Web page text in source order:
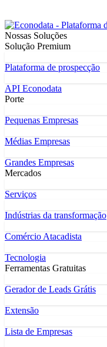
Nossas Soluções
Solução Premium
Plataforma de prospecção
API Econodata
Porte
Pequenas Empresas
Médias Empresas
Grandes Empresas
Mercados
Serviços
Indústrias da transformação
Comércio Atacadista
Tecnologia
Ferramentas Gratuitas
Gerador de Leads Grátis
Extensão
Lista de Empresas